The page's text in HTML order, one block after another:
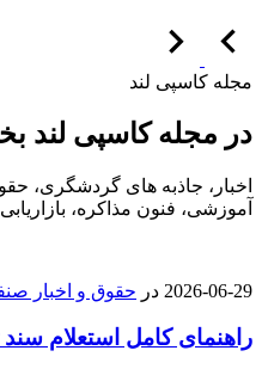
مجله کاسپی لند
در مجله کاسپی لند
اخبار، جاذبه های گردشگری،
آموزشی، فنون مذاکره،
2026-06-29 در حقوق و اخبار
راهنمای کامل استعلام